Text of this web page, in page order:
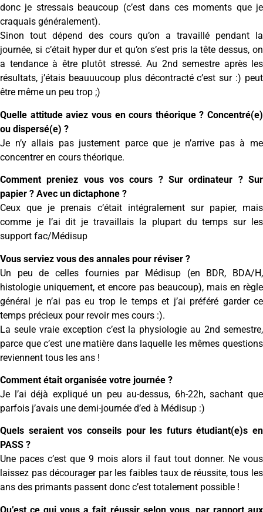
donc je stressais beaucoup (c’est dans ces moments que je
craquais généralement).
Sinon tout dépend des cours qu’on a travaillé pendant la
journée, si c’était hyper dur et qu’on s’est pris la tête dessus, on
a tendance à être plutôt stressé. Au 2nd semestre après les
résultats, j’étais beauuucoup plus décontracté c’est sur :) peut
être même un peu trop ;)
Quelle attitude aviez vous en cours théorique ? Concentré(e)
ou dispersé(e) ?
Je n’y allais pas justement parce que je n’arrive pas à me
concentrer en cours théorique.
Comment preniez vous vos cours ? Sur ordinateur ? Sur
papier ? Avec un dictaphone ?
Ceux que je prenais c’était intégralement sur papier, mais
comme je l’ai dit je travaillais la plupart du temps sur les
support fac/Médisup
Vous serviez vous des annales pour réviser ?
Un peu de celles fournies par Médisup (en BDR, BDA/H,
histologie uniquement, et encore pas beaucoup), mais en règle
général je n’ai pas eu trop le temps et j’ai préféré garder ce
temps précieux pour revoir mes cours :).
La seule vraie exception c’est la physiologie au 2nd semestre,
parce que c’est une matière dans laquelle les mêmes questions
reviennent tous les ans !
Comment était organisée votre journée ?
Je l’ai déjà expliqué un peu au-dessus, 6h-22h, sachant que
parfois j’avais une demi-journée d’ed à Médisup :)
Quels seraient vos conseils pour les futurs étudiant(e)s en
PASS ?
Une paces c’est que 9 mois alors il faut tout donner. Ne vous
laissez pas décourager par les faibles taux de réussite, tous les
ans des primants passent donc c’est totalement possible !